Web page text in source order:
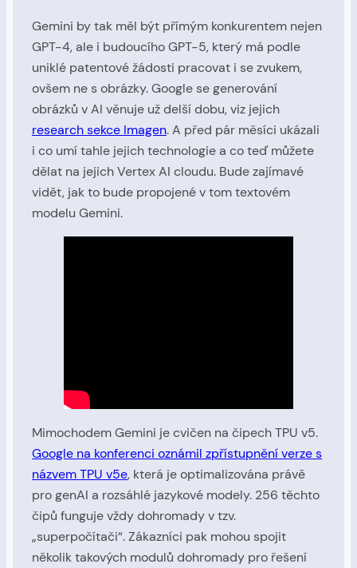
Gemini by tak měl být přímým konkurentem nejen
GPT-4, ale i budoucího GPT-5, který má podle
uniklé patentové žádosti pracovat i se zvukem,
ovšem ne s obrázky. Google se generování
obrázků v AI věnuje už delší dobu, viz jejich
research sekce Imagen. A před pár měsíci ukázali
i co umí tahle jejich technologie a co teď můžete
dělat na jejich Vertex AI cloudu. Bude zajímavé
vidět, jak to bude propojené v tom textovém
modelu Gemini.
Mimochodem Gemini je cvičen na čipech TPU v5.
Google na konferenci oznámil zpřístupnění verze s
názvem TPU v5e, která je optimalizována právě
pro genAI a rozsáhlé jazykové modely. 256 těchto
čipů funguje vždy dohromady v tzv.
„superpočítači“. Zákazníci pak mohou spojit
několik takových modulů dohromady pro řešení